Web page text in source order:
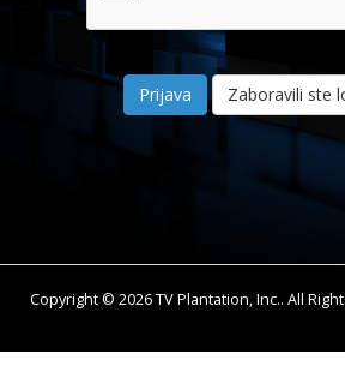
Zaboravili ste
Copyright © 2026 TV Plantation, Inc.. All